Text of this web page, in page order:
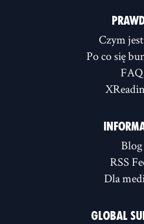
Czym
Po co się
FAQ
Blog
RSS
Dla
GLOBAL